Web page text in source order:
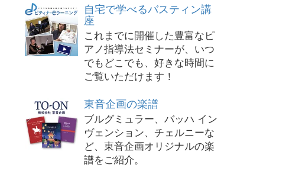
自宅で学べるバスティン講
座
これまでに開催した豊富なピ
アノ指導法セミナーが、いつ
でもどこでも、好きな時間に
ご覧いただけます！
東音企画の楽譜
ブルグミュラー、バッハ イン
ヴェンション、チェルニーな
ど、東音企画オリジナルの楽
譜をご紹介。